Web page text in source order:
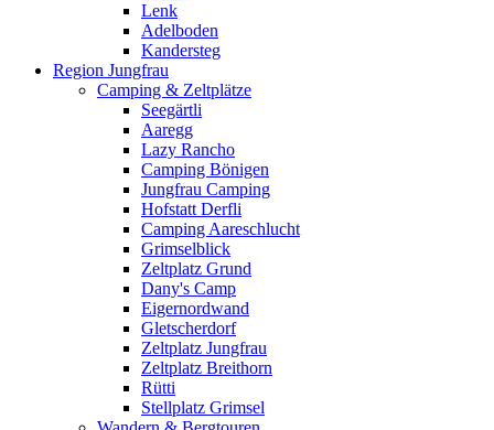
Lenk
Adelboden
Kandersteg
Region Jungfrau
Camping & Zeltplätze
Seegärtli
Aaregg
Lazy Rancho
Camping Bönigen
Jungfrau Camping
Hofstatt Derfli
Camping Aareschlucht
Grimselblick
Zeltplatz Grund
Dany's Camp
Eigernordwand
Gletscherdorf
Zeltplatz Jungfrau
Zeltplatz Breithorn
Rütti
Stellplatz Grimsel